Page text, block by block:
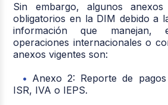
Sin embargo, algunos
obligatorios en la DIM debido a
información que manejan,
operaciones internacionales o
anexos vigentes son:
Anexo 2: Reporte de
ISR, IVA o IEPS.